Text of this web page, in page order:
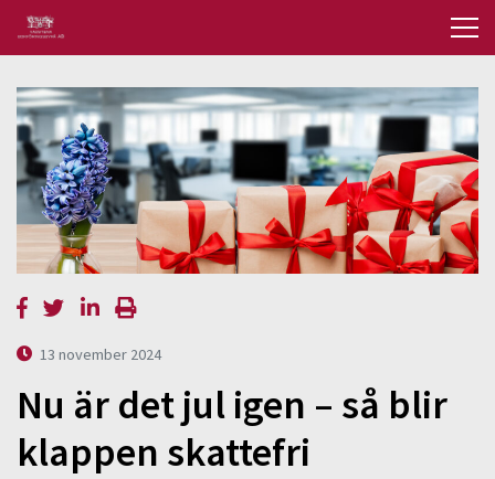
13 november 2024
Nu är det jul igen – så blir
klappen skattefri